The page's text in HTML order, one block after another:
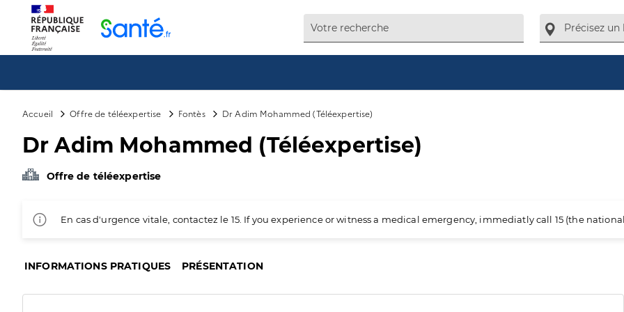
Accueil Offre de téléexpertise Fontès Dr Adim Mohammed (Téléexpertise)
Dr Adim Mohammed (Téléexpertise)
Offre de téléexpertise
En cas d'urgence vitale, contactez le 15. If you experience or witness a medical emergency, immediatly call 15 (the
INFORMATIONS PRATIQUES PRÉSENTATION
Panneau de gestion des cookies